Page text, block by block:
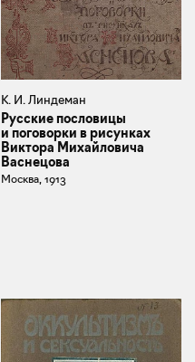
К. И. Линдеман
Русские пословицы
и поговорки в рисунках
Виктора Михайловича
Васнецова
Москва, 1913